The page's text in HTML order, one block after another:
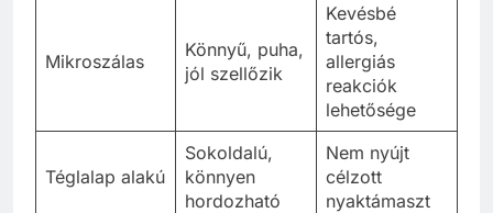
Mikroszálas
Könnyű, puha,
jól szellőzik
Kevésbé
tartós,
allergiás
reakciók
lehetősége
Téglalap alakú
Sokoldalú,
könnyen
hordozható
Nem nyújt
célzott
nyaktámaszt